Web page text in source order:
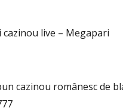
cazinou live – Megapari
cazinou românesc de